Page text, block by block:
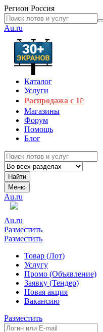
Регион Россия
Au.ru
Каталог
Услуги
Распродажа с 1₽
Магазины
Форум
Помощь
Блог
Найти
Меню
Au.ru
Au.ru
Разместить
Разместить
Товар (Лот)
Услугу
Промо (Объявление)
Заявку (Тендер)
Новая акция
Вакансию
Разместить